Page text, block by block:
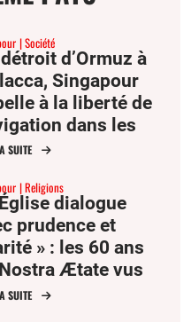
Société
d’Ormuz à
Singapour
à la liberté de
dans les
SUITE
Religions
dialogue
prudence et
» : les 60 ans
Ætate vus
Singapour
SUITE